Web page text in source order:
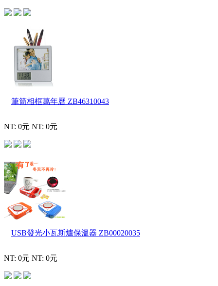
筆筒相框萬年曆 ZB46310043
NT: 0元 NT: 0元
USB發光小瓦斯爐保溫器 ZB00020035
NT: 0元 NT: 0元